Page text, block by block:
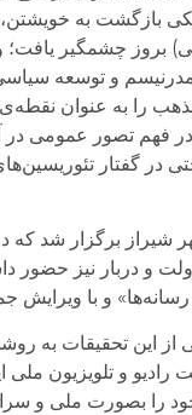
بروز چشمگیر یافت؛
و توسعه
را به عنوان
در فهم تصور عمومی
در گفتار
در شهر شیراز
و دربار نیز
با ویرایش جمشید اکرمی
از این تحقیقات به
رادیو و تلویزیون
را بصورت ملی و